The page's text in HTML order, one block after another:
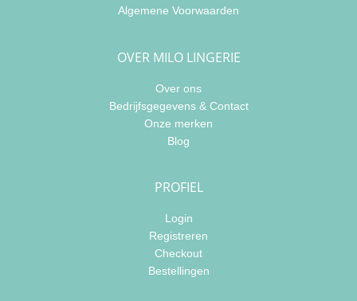
Algemene Voorwaarden
OVER MILO LINGERIE
Over ons
Bedrijfsgegevens & Contact
Onze merken
Blog
PROFIEL
Login
Registreren
Checkout
Bestellingen